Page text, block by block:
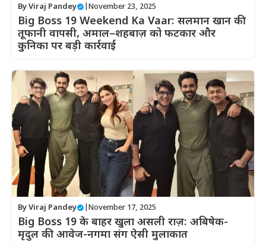
ByViraj Pandey November 23, 2025
Big Boss 19 Weekend Ka Vaar: सलमान खान की
तूफानी वापसी, अमाल–शहबाज़ को फटकार और
कुनिका पर बड़ी कार्रवाई
ByViraj Pandey November 17, 2025
Big Boss 19 के बाहर खुला असली राज़: अबिषेक-
मृदुल की आवेज-नगमा संग ऐसी मुलाकात